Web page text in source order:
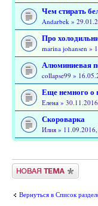
Чем стирать
Andarbek »
Про
marina johansen »
Алюминиевая
collapse99 »
Еще немного о
Елена »
Скороварка
Илия »
Новая тема
Вернуться в Список